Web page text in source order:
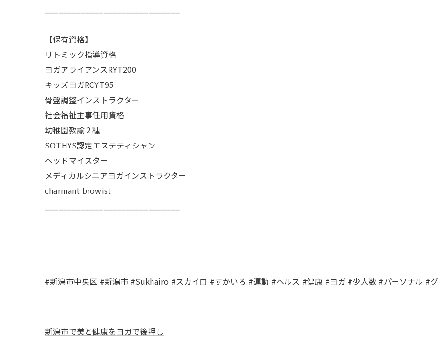
【保有資格】
リトミック指導資格
ヨガアライアンスRYT200
キッズヨガRCYT95
骨盤調整インストラクター
社会福祉主事任用資格
幼稚園教諭２種
SOTHYS認定エステティシャン
へッドマイスター
メディカルシニアヨガインストラクター
charmant browist
#新潟市中央区 #新潟市 #Sukhairo #スカイロ #すかいろ #運動 #ヘルス #健康 #ヨガ #少人数 #パーソナル #
新潟市で美と健康をヨガで後押し